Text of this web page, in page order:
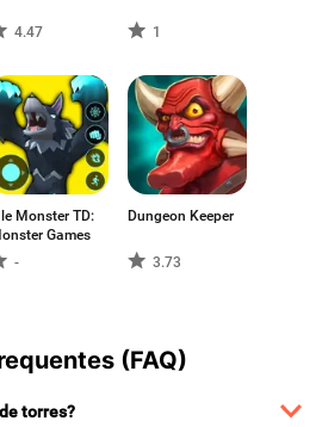
4.47
1
Monster TD:
Games
-
Dungeon Keeper
3.73
(FAQ)
torres?